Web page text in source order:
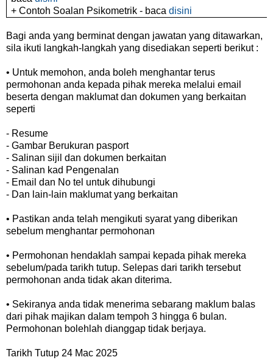
+ Contoh Soalan Psikometrik - bacadisini
Bagi anda yang berminat dengan jawatan yang ditawarkan,
sila ikuti langkah-langkah yang disediakan seperti berikut :
• Untuk memohon, anda boleh menghantar terus
permohonan anda kepada pihak mereka melalui email
beserta dengan maklumat dan dokumen yang berkaitan
seperti
- Resume
- Gambar Berukuran pasport
- Salinan sijil dan dokumen berkaitan
- Salinan kad Pengenalan
- Email dan No tel untuk dihubungi
- Dan lain-lain maklumat yang berkaitan
• Pastikan anda telah mengikuti syarat yang diberikan
sebelum menghantar permohonan
• Permohonan hendaklah sampai kepada pihak mereka
sebelum/pada tarikh tutup. Selepas dari tarikh tersebut
permohonan anda tidak akan diterima.
• Sekiranya anda tidak menerima sebarang maklum balas
dari pihak majikan dalam tempoh 3 hingga 6 bulan.
Permohonan bolehlah dianggap tidak berjaya.
Tarikh Tutup 24 Mac 2025